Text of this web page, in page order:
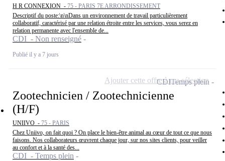
H R CONNEXION - 75 - PARIS 7E ARRONDISSEMENT
Descriptif du poste:\n\nDans un environnement de travail particulièrement
collaboratif, caractérisé par une relation étroite entre les services, vous serez en
relation permanente avec l'ensemble de...
CDI - Non renseigné
Publié il y a 7 jours
Zootechnicien / Zootechnicienne
(H/F)
UNIIVO - 75 - PARIS
Chez Uniivo, on fait quoi ? On place le bien-être animal au cœur de tout ce que nous
faisons. Nos collaborateurs œuvrent chaque jour, sur nos sites clients, pour veiller
au confort et à la santé des...
CDI - Temps plein
CDITemps plein
Ajouter cette offre à ma sélection